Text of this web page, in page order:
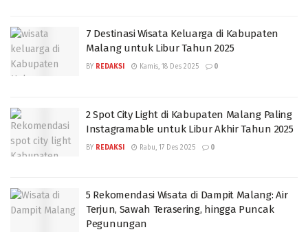
7 Destinasi Wisata Keluarga di Kabupaten
Malang untuk Libur Tahun 2025
BY REDAKSI Kamis, 18 Des 2025 0
2 Spot City Light di Kabupaten Malang Paling
Instagramable untuk Libur Akhir Tahun 2025
BY REDAKSI Rabu, 17 Des 2025 0
5 Rekomendasi Wisata di Dampit Malang: Air
Terjun, Sawah Terasering, hingga Puncak
Pegunungan